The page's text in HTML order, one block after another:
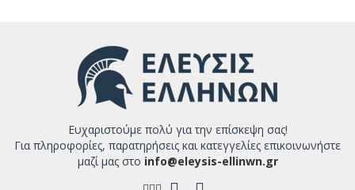
Ευχαριστούμε πολύ για την επίσκεψη σας!
Για πληροφορίες, παρατηρήσεις και κατεγγελίες επικοινωνήστε
μαζί μας στο info@eleysis-ellinwn.gr